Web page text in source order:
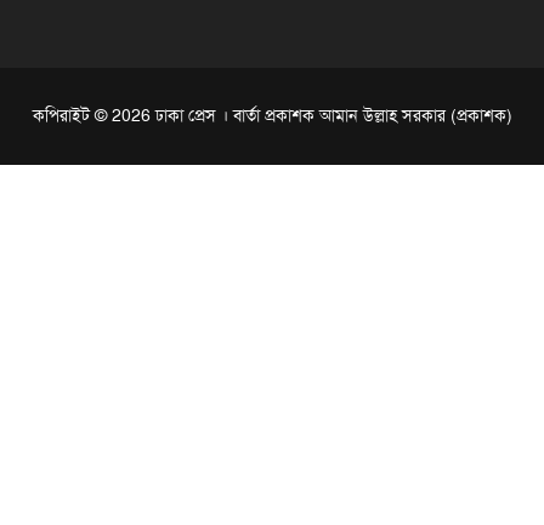
কপিরাইট © 2026 ঢাকা প্রেস । বার্তা প্রকাশক আমান উল্লাহ সরকার (প্রকাশক)